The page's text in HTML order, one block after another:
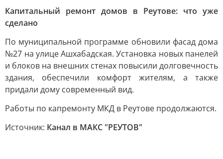
Капитальный ремонт домов в Реутове: что уже
сделано
По муниципальной программе обновили фасад дома
№27 на улице Ашхабадская. Установка новых панелей
и блоков на внешних стенах повысили долговечность
здания, обеспечили комфорт жителям, а также
придали дому современный вид.
Работы по капремонту МКД в Реутове продолжаются.
Источник: Канал в МАКС "РЕУТОВ"